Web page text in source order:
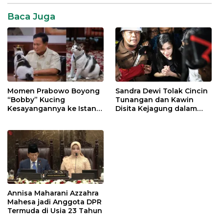
Baca Juga
Momen Prabowo Boyong
“Bobby” Kucing
Kesayangannya ke Istana
Sandra Dewi Tolak Cincin
Tunangan dan Kawin
Disita Kejagung dalam
Annisa Maharani Azzahra
Mahesa jadi Anggota DPR
Termuda di Usia 23 Tahun